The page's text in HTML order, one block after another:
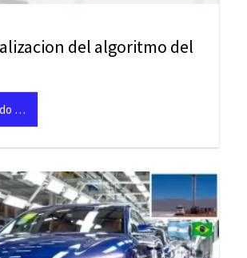
del algoritmo del
…